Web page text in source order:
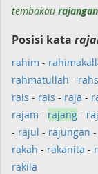
tembakau rajangan
Posisi kata
rahim -
rahmatullah -
rais - rais - raja -
rajam - rajang -
- rajul - rajungan -
rakah - rakanita -
rakila